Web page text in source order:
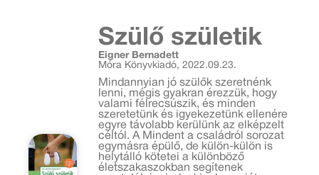
Szülő születik
Eigner Bernadett
Móra Könyvkiadó, 2022.09.23.
Mindannyian jó szülők szeretnénk
lenni, mégis gyakran érezzük, hogy
valami félrecsúszik, és minden
szeretetünk és igyekezetünk ellenére
egyre távolabb kerülünk az elképzelt
céltól. A Mindent a családról sorozat
egymásra épülő, de külön-külön is
helytálló kötetei a különböző
életszakaszokban segítenek